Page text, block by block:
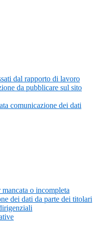
dal rapporto di lavoro
da pubblicare sul sito
comunicazione dei dati
mancata o incompleta
dei dati da parte dei titolari